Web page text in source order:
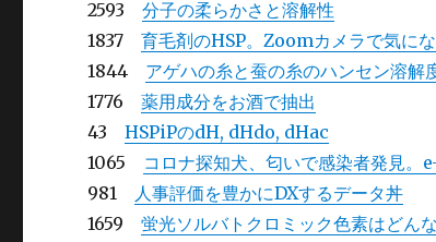
2593分子の柔らかさと溶解性
1837育毛剤のHSP。Zoomカメラで気にな
1844 アゲハの糸と蚕の糸のハンセン溶解
1776薬用成分をお酒で抽出
43HSPiPのdH, dHdo, dHac
1065 コロナ探知犬、匂いで感染者発見。
981 人事評価を豊かにDXするデータ丼
1659蛍光ソルバトクロミック色素はどん